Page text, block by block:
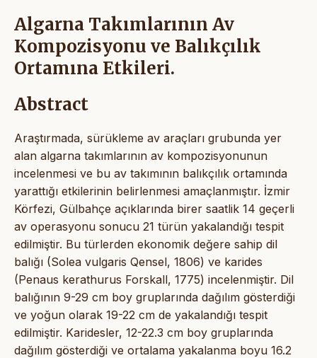
Algarna Takımlarının Av
Kompozisyonu ve Balıkçılık
Ortamına Etkileri.
Abstract
Araştırmada, sürükleme av araçları grubunda yer
alan algarna takımlarının av kompozisyonunun
incelenmesi ve bu av takımının balıkçılık ortamında
yarattığı etkilerinin belirlenmesi amaçlanmıştır. İzmir
Körfezi, Gülbahçe açıklarında birer saatlik 14 geçerli
av operasyonu sonucu 21 türün yakalandığı tespit
edilmiştir. Bu türlerden ekonomik değere sahip dil
balığı (Solea vulgaris Qensel, 1806) ve karides
(Penaus kerathurus Forskall, 1775) incelenmiştir. Dil
balığının 9-29 cm boy gruplarında dağılım gösterdiği
ve yoğun olarak 19-22 cm de yakalandığı tespit
edilmiştir. Karidesler, 12-22.3 cm boy gruplarında
dağılım gösterdiği ve ortalama yakalanma boyu 16.2